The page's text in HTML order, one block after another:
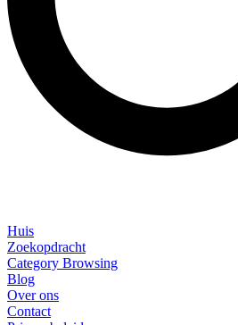
Huis
Zoekopdracht
Category Browsing
Blog
Over ons
Contact